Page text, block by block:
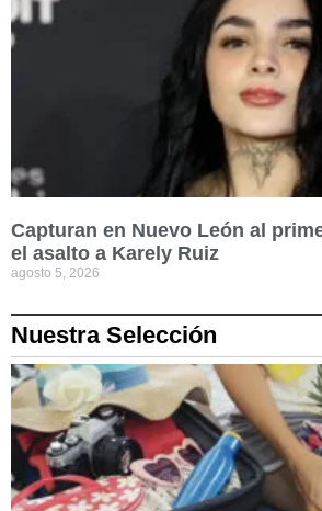
Capturan en Nuevo León al
el asalto a Karely Ruiz
agosto 5, 2026
Nuestra Selección